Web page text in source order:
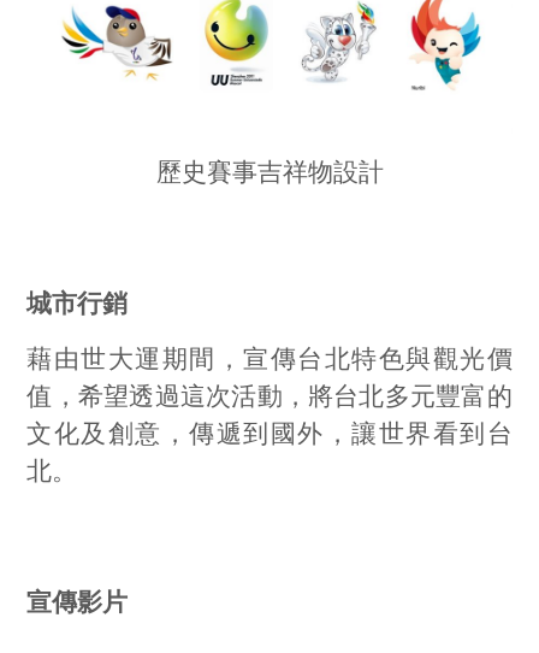
歷史賽事吉祥物設計
城市行銷
藉由世大運期間，宣傳台北特色與觀光價
值，希望透過這次活動，將台北多元豐富的
文化及創意，傳遞到國外，讓世界看到台
北。
宣傳影片